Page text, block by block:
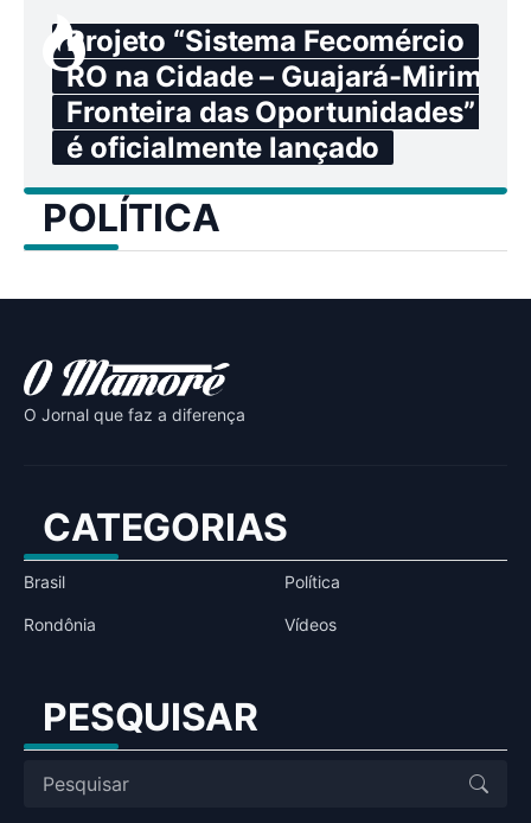
Projeto “Sistema Fecomércio
RO na Cidade – Guajará-Mirim:
Fronteira das Oportunidades”
é oficialmente lançado
POLÍTICA
O Jornal que faz a diferença
CATEGORIAS
Brasil Política
Rondônia Vídeos
PESQUISAR